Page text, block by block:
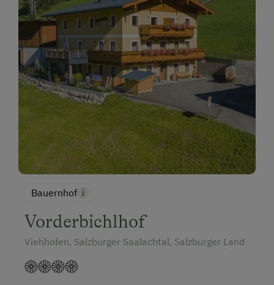
Bauernhof
Vorderbichlhof
Viehhofen, Salzburger Saalachtal, Salzburger Land